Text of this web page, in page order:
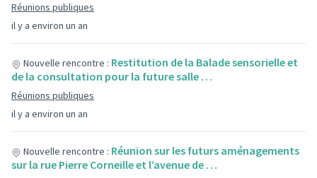
il y a environ un an
Réunions publiques
il y a environ un an
Nouvelle rencontre : Restitution de la Balade sensorielle et
de la consultation pour la future salle …
Réunions publiques
Nouvelle rencontre : Réunion sur les futurs aménagements
sur la rue Pierre Corneille et l’avenue de …